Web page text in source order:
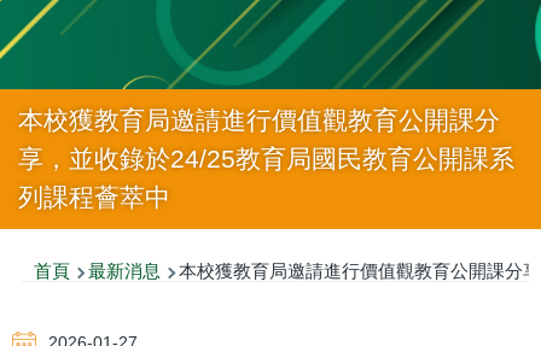
Button
本校獲教育局邀請進行價值觀教育公開課分
享，並收錄於24/25教育局國民教育公開課系
列課程薈萃中
導
首頁 最新消息 本校獲教育局邀請進行價值觀教育公開課分
2026-01-27